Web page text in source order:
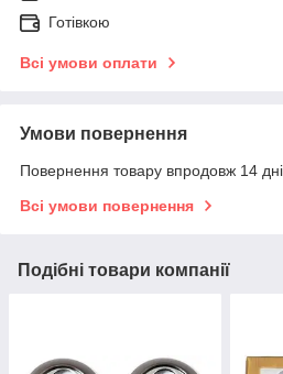
Готівкою
Всі умови оплати
Умови повернення
Повернення товару впродовж 14
Всі умови повернення
Подібні товари компанії